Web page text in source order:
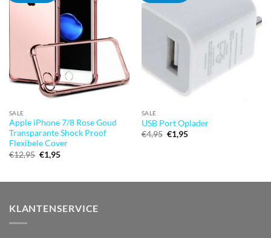
SALE
Apple iPhone 7/8 Rose Goud
Transparante Shock Proof
Flexibele Cover
€12,95 Oorspronkelijke
prijs
€1,95Huidige
SALE
USB Port Oplader
€4,95 Oorspronkelijke
prijs
€1,95Huidige
KLANTENSERVICE